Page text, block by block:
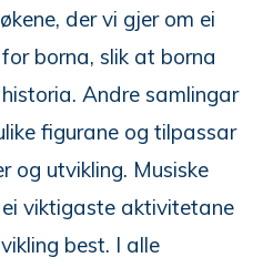
der vi gjer om ei
borna, slik at borna
Andre samlingar
figurane og tilpassar
og utvikling. Musiske
viktigaste aktivitetane
best. I alle